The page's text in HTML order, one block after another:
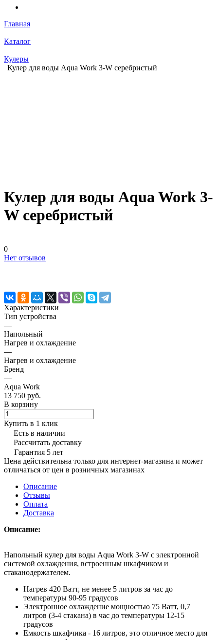
Главная
Каталог
Кулеры
Кулер для воды Aqua Work 3-W серебристый
Кулер для воды Aqua Work 3-
W серебристый
0
Нет отзывов
Характеристики
Тип устройства
—
Напольный
Нагрев и охлаждение
—
Нагрев и охлаждение
Бренд
—
Aqua Work
13 750 руб.
В корзину
Купить в 1 клик
Есть в наличии
Рассчитать доставку
Гарантия 5 лет
Цена действительна только для интернет-магазина и может
отличаться от цен в розничных магазинах
Описание
Отзывы
Оплата
Доставка
Описание:
Напольный кулер для воды Aqua Work 3-W с электронной
системой охлаждения, встроенным шкафчиком и
стаканодержателем.
Нагрев 420 Ватт, не менее 5 литров за час до
температуры 90-95 градусов
Электронное охлаждение мощностью 75 Ватт, 0,7
литров (3-4 стакана) в час до температуры 12-15
градусов
Емкость шкафчика - 16 литров, это отличное место для